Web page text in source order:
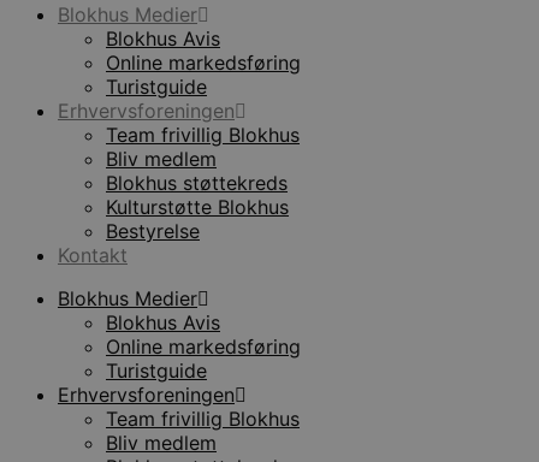
Blokhus Medier
Blokhus Avis
Online markedsføring
Turistguide
Erhvervsforeningen
Team frivillig Blokhus
Bliv medlem
Blokhus støttekreds
Kulturstøtte Blokhus
Bestyrelse
Kontakt
Blokhus Medier
Blokhus Avis
Online markedsføring
Turistguide
Erhvervsforeningen
Team frivillig Blokhus
Bliv medlem